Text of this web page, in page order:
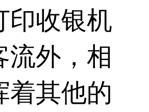
印收银机
流外，相
着其他的